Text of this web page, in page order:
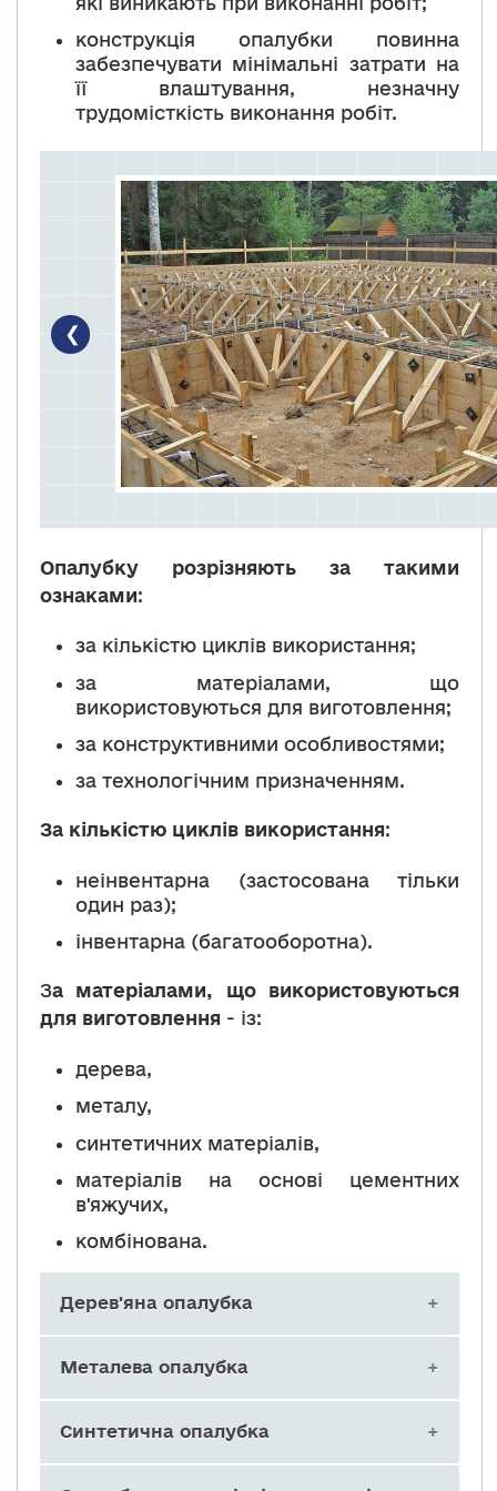
конструкція опалубки повинна
забезпечувати мінімальні затрати на
її влаштування, незначну
трудомісткість виконання робіт.
❮
Опалубку розрізняють за такими
ознаками:
за кількістю циклів використання;
за матеріалами, що
використовуються для виготовлення;
за конструктивними особливостями;
за технологічним призначенням.
За кількістю циклів використання:
неінвентарна (застосована тільки
один раз);
інвентарна (багатооборотна).
За матеріалами, що використовуються
для виготовлення - із:
дерева,
металу,
синтетичних матеріалів,
матеріалів на основі цементних
в'яжучих,
комбінована.
Дерев'яна опалубка
Виготовляють із пиломатеріалів
вологістю до 15 % (палуба опалубних
щитів, форма) і до 25 % (інші
Металева опалубка
Виготовляють із прокатних та гнутих
ефективних профілів з палубою із
Синтетична опалубка